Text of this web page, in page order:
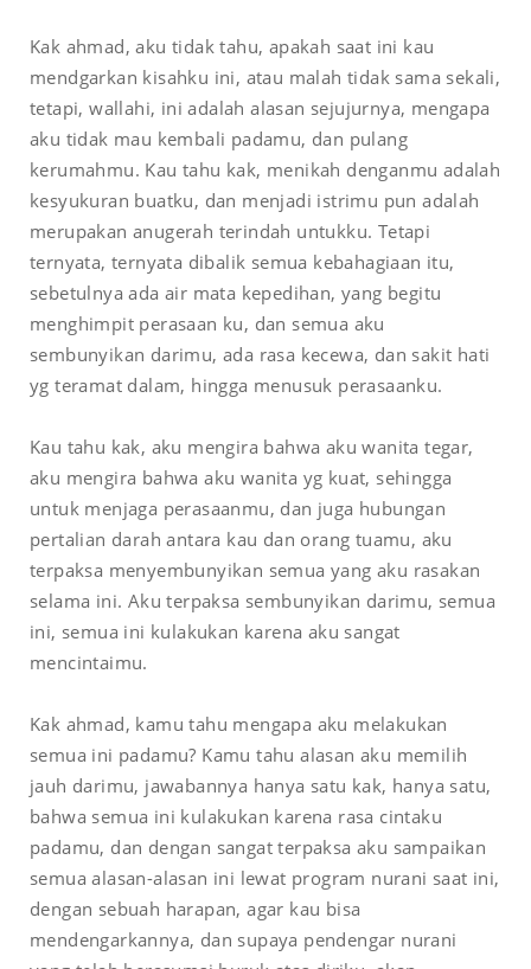
Kak ahmad, aku tidak tahu, apakah saat ini kau
mendgarkan kisahku ini, atau malah tidak sama sekali,
tetapi, wallahi, ini adalah alasan sejujurnya, mengapa
aku tidak mau kembali padamu, dan pulang
kerumahmu. Kau tahu kak, menikah denganmu adalah
kesyukuran buatku, dan menjadi istrimu pun adalah
merupakan anugerah terindah untukku. Tetapi
ternyata, ternyata dibalik semua kebahagiaan itu,
sebetulnya ada air mata kepedihan, yang begitu
menghimpit perasaan ku, dan semua aku
sembunyikan darimu, ada rasa kecewa, dan sakit hati
yg teramat dalam, hingga menusuk perasaanku.
Kau tahu kak, aku mengira bahwa aku wanita tegar,
aku mengira bahwa aku wanita yg kuat, sehingga
untuk menjaga perasaanmu, dan juga hubungan
pertalian darah antara kau dan orang tuamu, aku
terpaksa menyembunyikan semua yang aku rasakan
selama ini. Aku terpaksa sembunyikan darimu, semua
ini, semua ini kulakukan karena aku sangat
mencintaimu.
Kak ahmad, kamu tahu mengapa aku melakukan
semua ini padamu? Kamu tahu alasan aku memilih
jauh darimu, jawabannya hanya satu kak, hanya satu,
bahwa semua ini kulakukan karena rasa cintaku
padamu, dan dengan sangat terpaksa aku sampaikan
semua alasan-alasan ini lewat program nurani saat ini,
dengan sebuah harapan, agar kau bisa
mendengarkannya, dan supaya pendengar nurani